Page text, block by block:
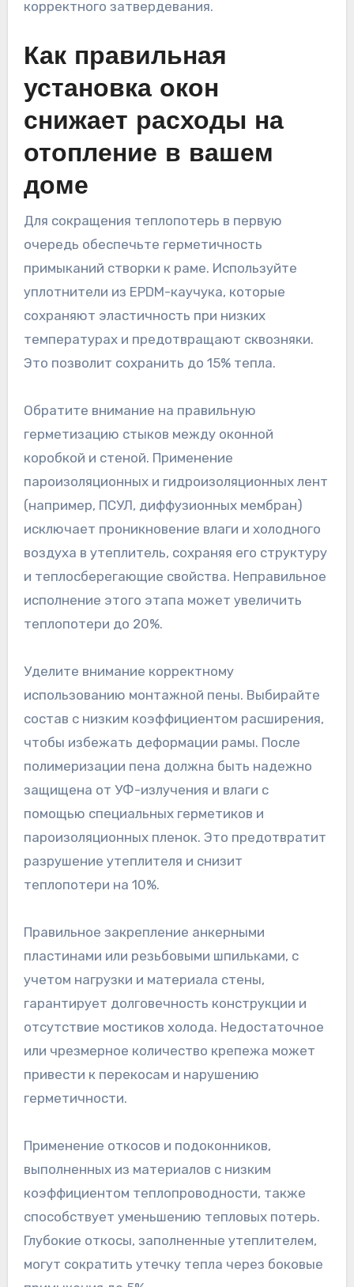
корректного затвердевания.
Как правильная
установка окон
снижает расходы на
отопление в вашем
доме
Для сокращения теплопотерь в первую
очередь обеспечьте герметичность
примыканий створки к раме. Используйте
уплотнители из EPDM-каучука, которые
сохраняют эластичность при низких
температурах и предотвращают сквозняки.
Это позволит сохранить до 15% тепла.
Обратите внимание на правильную
герметизацию стыков между оконной
коробкой и стеной. Применение
пароизоляционных и гидроизоляционных лент
(например, ПСУЛ, диффузионных мембран)
исключает проникновение влаги и холодного
воздуха в утеплитель, сохраняя его структуру
и теплосберегающие свойства. Неправильное
исполнение этого этапа может увеличить
теплопотери до 20%.
Уделите внимание корректному
использованию монтажной пены. Выбирайте
состав с низким коэффициентом расширения,
чтобы избежать деформации рамы. После
полимеризации пена должна быть надежно
защищена от УФ-излучения и влаги с
помощью специальных герметиков и
пароизоляционных пленок. Это предотвратит
разрушение утеплителя и снизит
теплопотери на 10%.
Правильное закрепление анкерными
пластинами или резьбовыми шпильками, с
учетом нагрузки и материала стены,
гарантирует долговечность конструкции и
отсутствие мостиков холода. Недостаточное
или чрезмерное количество крепежа может
привести к перекосам и нарушению
герметичности.
Применение откосов и подоконников,
выполненных из материалов с низким
коэффициентом теплопроводности, также
способствует уменьшению тепловых потерь.
Глубокие откосы, заполненные утеплителем,
могут сократить утечку тепла через боковые